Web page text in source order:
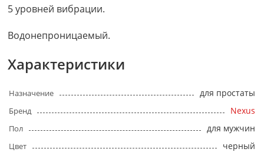
5 уровней вибрации.
Водонепроницаемый.
Характеристики
Назначение для простаты
Бренд Nexus
Пол для мужчин
Цвет черный